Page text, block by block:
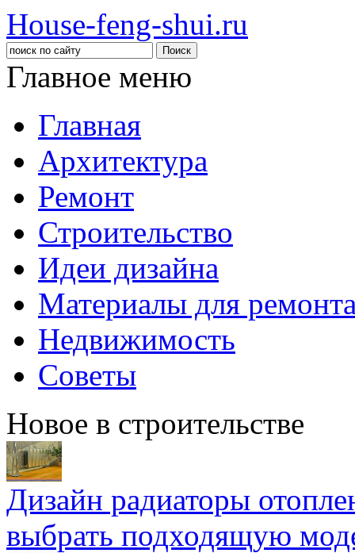
House-feng-shui.ru
Главное меню
Главная
Архитектура
Ремонт
Строительство
Идеи дизайна
Материалы для
Недвижимость
Советы
Новое в строительстве
Дизайн радиаторы
выбрать подходящую